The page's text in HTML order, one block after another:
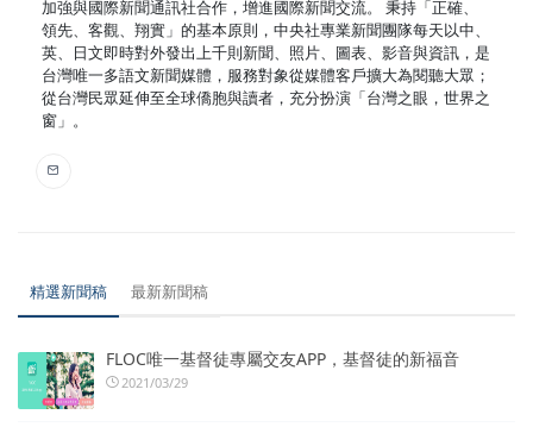
加強與國際新聞通訊社合作，增進國際新聞交流。 秉持「正確、
領先、客觀、翔實」的基本原則，中央社專業新聞團隊每天以中、
英、日文即時對外發出上千則新聞、照片、圖表、影音與資訊，是
台灣唯一多語文新聞媒體，服務對象從媒體客戶擴大為閱聽大眾；
從台灣民眾延伸至全球僑胞與讀者，充分扮演「台灣之眼，世界之
窗」。
精選新聞稿 最新新聞稿
FLOC唯一基督徒專屬交友APP，基督徒的新福音
2021/03/29